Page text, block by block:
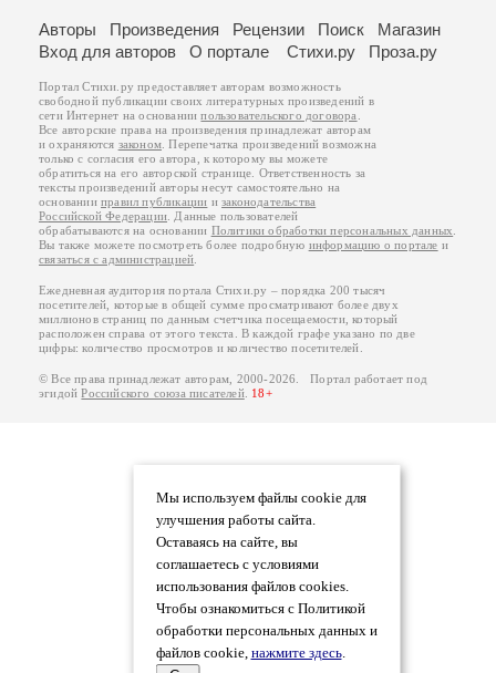
Мы используем файлы cookie для
улучшения работы сайта.
Оставаясь на сайте, вы
соглашаетесь с условиями
использования файлов cookies.
Чтобы ознакомиться с Политикой
обработки персональных данных и
файлов cookie, нажмите здесь.
Авторы Произведения Рецензии Поиск
Магазин
Вход для авторов
О портале Стихи.ру Проза.ру
Портал Стихи.ру предоставляет авторам возможность
свободной публикации своих литературных произведений в
сети Интернет на основаниипользовательского договора
Все авторские права на произведения принадлежат авторам
и охраняются законом . Перепечатка произведений возможна
только с согласия его автора, к которому вы можете
обратиться на его авторской странице. Ответственность за
тексты произведений авторы несут самостоятельно на
основанииправил публикации изаконодательства
Российской Федерации . Данные пользователей
обрабатываются на основании Политики обработки персональных данных
Вы также можете посмотреть более подробную информацию о портале и
связаться с администрацией
Ежедневная аудитория портала Стихи.ру – порядка 200 тысяч
посетителей, которые в общей сумме просматривают более двух
миллионов страниц по данным счетчика посещаемости, который
расположен справа от этого текста. В каждой графе указано по две
цифры: количество просмотров и количество посетителей.
© Все права принадлежат авторам, 2000-2026. Портал работает под
эгидойРоссийского союза писателей. 18+